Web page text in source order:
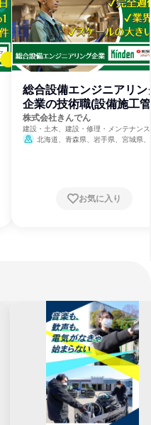
総合設備エンジニアリン
企業の技術職(設備施工管
理)
株式会社きんでん
建設・土木、建設・修理・メンテナン
ビス、電力・ガス・水道・エネルギー
北海道、青森県、岩手県、宮城県
賀県、京都府、大阪府、兵庫県、奈良
歌山県、鳥取県、岡山県、広島県、山
お気に入り